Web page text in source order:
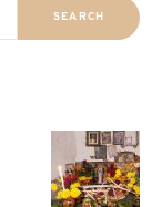
SEARCH